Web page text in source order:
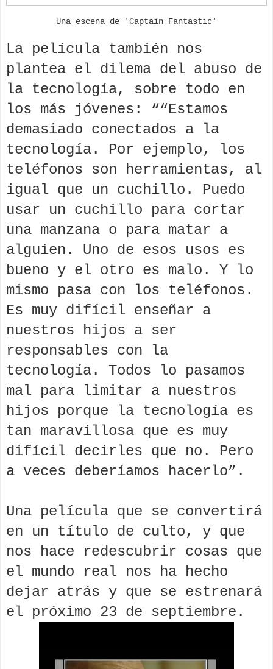
Una escena de 'Captain Fantastic'
La película también nos
plantea el dilema del abuso de
la tecnología, sobre todo en
los más jóvenes: ““Estamos
demasiado conectados a la
tecnología. Por ejemplo, los
teléfonos son herramientas, al
igual que un cuchillo. Puedo
usar un cuchillo para cortar
una manzana o para matar a
alguien. Uno de esos usos es
bueno y el otro es malo. Y lo
mismo pasa con los teléfonos.
Es muy difícil enseñar a
nuestros hijos a ser
responsables con la
tecnología. Todos lo pasamos
mal para limitar a nuestros
hijos porque la tecnología es
tan maravillosa que es muy
difícil decirles que no. Pero
a veces deberíamos hacerlo”.
Una película que se convertirá
en un título de culto, y que
nos hace redescubrir cosas que
el mundo real nos ha hecho
dejar atrás y que se estrenará
el próximo 23 de septiembre.